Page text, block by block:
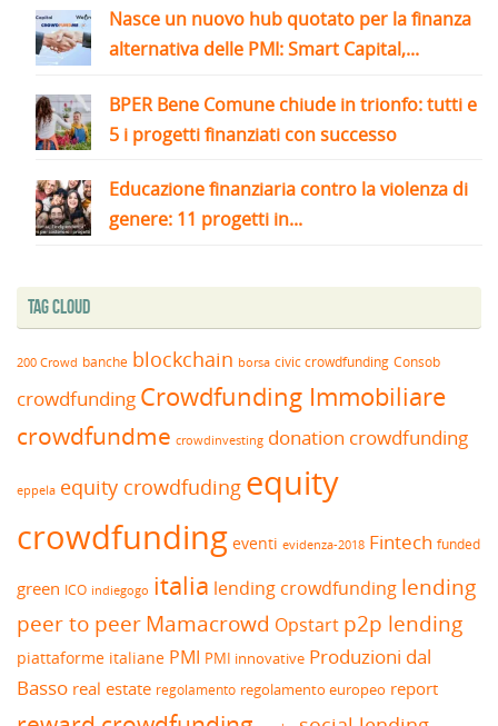
Nasce un nuovo hub quotato per la finanza
alternativa delle PMI: Smart Capital,...
BPER Bene Comune chiude in trionfo: tutti e
5 i progetti finanziati con successo
Educazione finanziaria contro la violenza di
genere: 11 progetti in...
Tag Cloud
200 Crowd banche blockchain borsa civic crowdfunding Consob
crowdfunding Crowdfunding Immobiliare
crowdfundme crowdinvesting donation crowdfunding
eppela equity crowdfuding equity
crowdfunding eventi evidenza-2018 Fintech funded
green ICO indiegogo italia lending crowdfunding lending
peer to peerMamacrowd Opstart p2p lending
piattaforme italiane PMI PMI innovative Produzioni dal
Basso real estate regolamento regolamento europeo report